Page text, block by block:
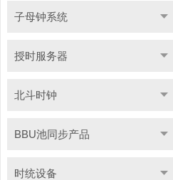
子母钟系统
授时服务器
北斗时钟
BBU池同步产品
时统设备